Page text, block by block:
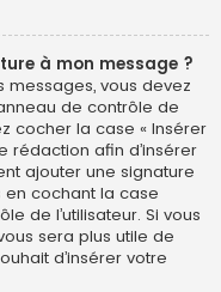
à mon message ?
messages, vous devez
de contrôle de
cocher la case « Insérer
rédaction afin d’insérer
ajouter une signature
cochant la case
de l’utilisateur. Si vous
sera plus utile de
d’insérer votre